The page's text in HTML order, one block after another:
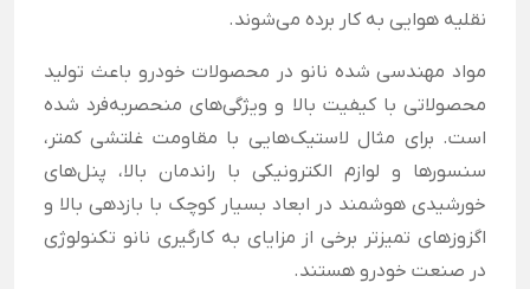
نقلیه هوایی به کار برده می‌شوند.
مواد مهندسی شده نانو در محصولات خودرو باعث تولید
محصولاتی با کیفیت بالا و ویژگی‌های منحصربه‌فرد شده
است. برای مثال لاستیک‌هایی با مقاومت غلتشی کمتر،
سنسورها و لوازم الکترونیکی با راندمان بالا، پنل‌های
خورشیدی هوشمند در ابعاد بسیار کوچک با بازدهی بالا و
اگزوزهای تمیزتر برخی از مزایای به کارگیری نانو تکنولوژی
در صنعت خودرو هستند.